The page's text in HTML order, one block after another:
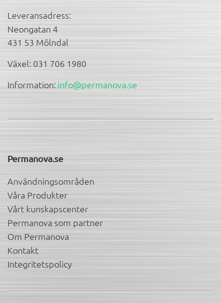
Leveransadress:
Neongatan 4
431 53 Mölndal
Växel: 031 706 1980
Information: info@permanova.se
Permanova.se
Användningsområden
Våra Produkter
Vårt kunskapscenter
Permanova som partner
Om Permanova
Kontakt
Integritetspolicy